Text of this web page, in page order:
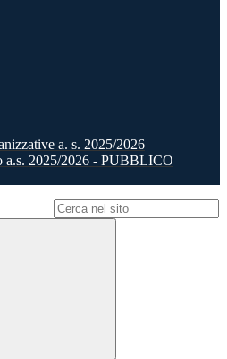
a. s. 2025/2026
a.s. 2025/2026 - PUBBLICO